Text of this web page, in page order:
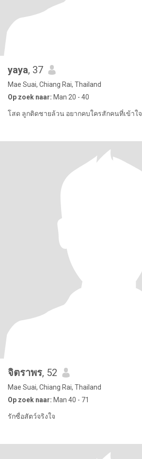
yaya, 37
Mae Suai, Chiang Rai, Thailand
Op zoek naar: Man 20 - 40
โสด ลูกติดชายล้วน อยากคบใครสักคนที่เข้าใจ
จิตราพร, 52
Mae Suai, Chiang Rai, Thailand
Op zoek naar: Man 40 - 71
รักซื่อสัตว์จริงใจ